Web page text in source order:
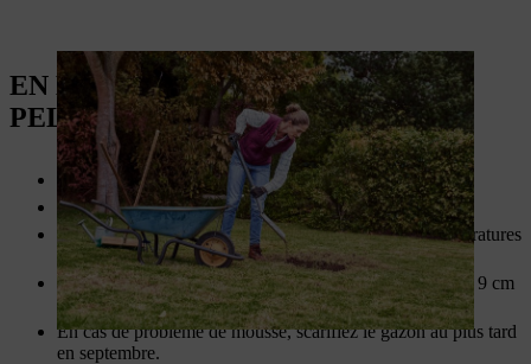
EN BREF : ENTRETIEN DE LA
PELOUSE EN AUTOMNE
Enlever les feuilles et les branches de la pelouse.
Tondre la pelouse tant que l’herbe pousse.
Tondre pour la dernière fois de l’année quand les températures
se régularisent entre +5 ºC et +10 ºC.
En automne, coupez l’herbe à une hauteur de 5 cm ou à 9 cm
pour les terrains ombragés.
En cas de problème de mousse, scarifiez le gazon au plus tard
en septembre.